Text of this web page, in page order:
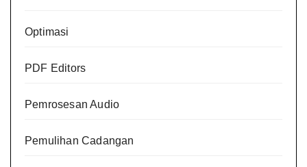
Optimasi
PDF Editors
Pemrosesan Audio
Pemulihan Cadangan